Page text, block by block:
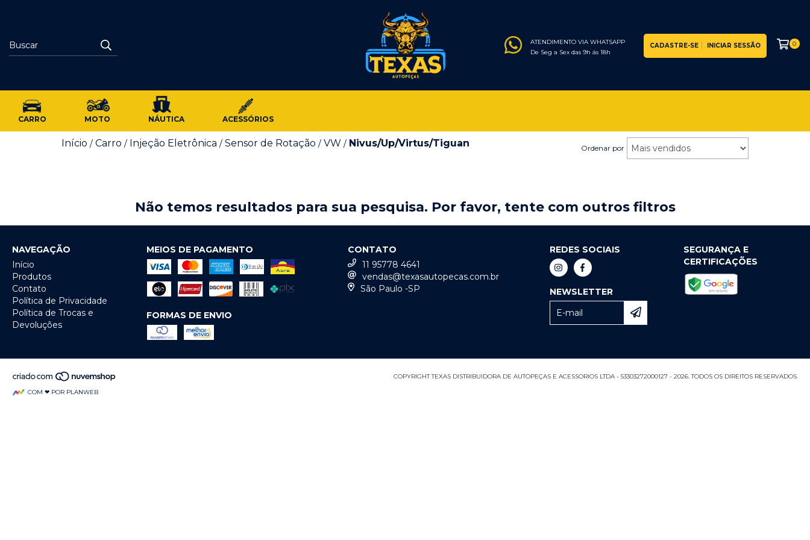
CADASTRE-SE INICIAR SESSÃO 0
CARRO MOTO NÁUTICA ACESSÓRIOS
ATENDIMENTO VIA WHATSAPP
De Seg a Sex das 9h ás 18h
Início / Carro / Injeção Eletrônica / Sensor de Rotação / VW / Nivus/Up/Virtus/Tiguan Ordenar por
Não temos resultados para sua pesquisa. Por favor, tente com outros filtros
NAVEGAÇÃO
Início
Produtos
Contato
Política de Privacidade
Política de Trocas e
Devoluções
MEIOS DE PAGAMENTO
FORMAS DE ENVIO
CONTATO
11 95778 4641
vendas@texasautopecas.com.br
São Paulo -SP
REDES SOCIAIS
NEWSLETTER
SEGURANÇA E
CERTIFICAÇÕES
COM ❤ POR PLANWEB
COPYRIGHT TEXAS DISTRIBUIDORA DE AUTOPEÇAS E ACESSORIOS LTDA - 53303272000127 - 2026. TODOS OS DIREITOS RESERVADOS.